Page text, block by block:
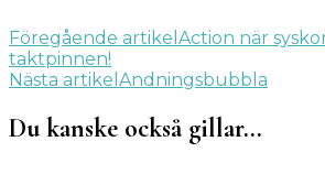
Inläggsnavigering
Föregående artikel Action när
taktpinnen!
Nästa artikel Andningsbubbla
Du kanske också gillar…